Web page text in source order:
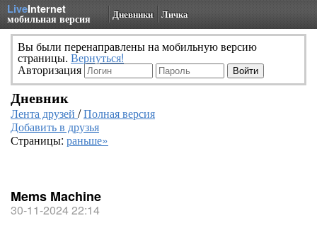
LiveInternet
мобильная версия Дневники Личка
Вы были перенаправлены на мобильную версию
страницы. Вернуться!
Авторизация
Дневник
Лента друзей /Полная версия
Добавить в друзья
Страницы: раньше»
Mems Machine
30-11-2024 22:14